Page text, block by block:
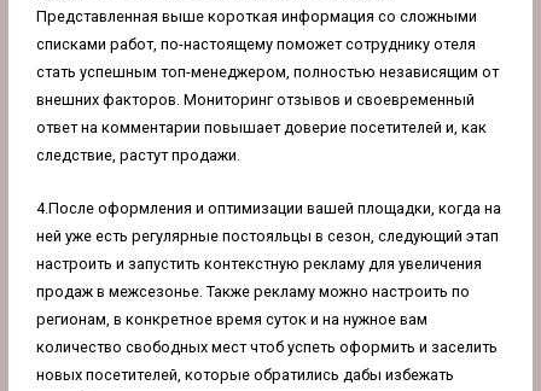
Представленная выше короткая информация со сложными
списками работ, по-настоящему поможет сотруднику отеля
стать успешным топ-менеджером, полностью независящим от
внешних факторов. Мониторинг отзывов и своевременный
ответ на комментарии повышает доверие посетителей и, как
следствие, растут продажи.
4.После оформления и оптимизации вашей площадки, когда на
ней уже есть регулярные постояльцы в сезон, следующий этап
настроить и запустить контекстную рекламу для увеличения
продаж в межсезонье. Также рекламу можно настроить по
регионам, в конкретное время суток и на нужное вам
количество свободных мест чтоб успеть оформить и заселить
новых посетителей, которые обратились дабы избежать